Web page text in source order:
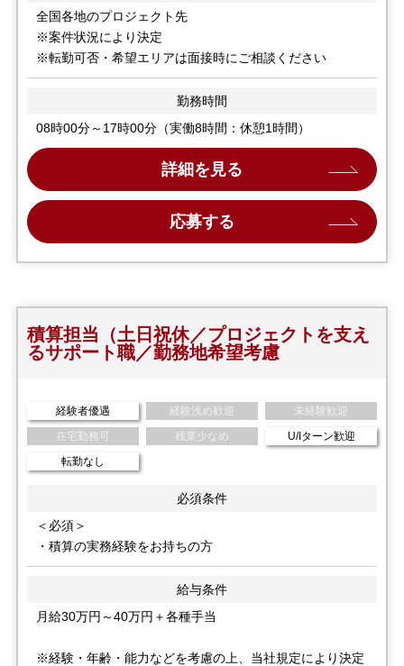
全国各地のプロジェクト先
※案件状況により決定
※転勤可否・希望エリアは面接時にご相談ください
勤務時間
08時00分～17時00分（実働8時間：休憩1時間）
詳細を見る
応募する
積算担当（土日祝休／プロジェクトを支え
るサポート職／勤務地希望考慮
経験者優遇 経験浅め歓迎
未経験歓迎
在宅勤務可
残業少なめ
U/Iターン歓迎
転勤なし
必須条件
＜必須＞
・積算の実務経験をお持ちの方
給与条件
月給30万円～40万円＋各種手当
※経験・年齢・能力などを考慮の上、当社規定により決定